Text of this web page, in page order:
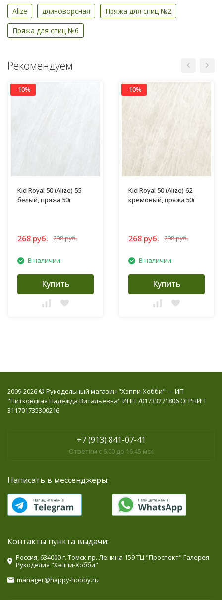
Alize длиноворсная Пряжа для спиц №2
Пряжа для спиц №6
Рекомендуем
-10%
Kid Royal 50 (Alize) 55
белый, пряжа 50г
268 руб. 298 руб.
В наличии
Купить
-10%
Kid Royal 50 (Alize) 62
кремовый, пряжа 50г
268 руб. 298 руб.
В наличии
Купить
2009-2026 © Рукодельный магазин "Хэппи-Хобби" — ИП
"Питковская Надежда Витальевна" ИНН 701733271806 ОГРНИП
311701735300216
+7 (913) 841-07-41
Ответим с 6.00 до 16.45 мск
Написать в мессенджеры:
Контакты пункта выдачи:
Россия, 634000 г. Томск пр. Ленина 159 ТЦ "Проспект" Галерея
Рукоделия "Хэппи-Хобби"
manager@happy-hobby.ru